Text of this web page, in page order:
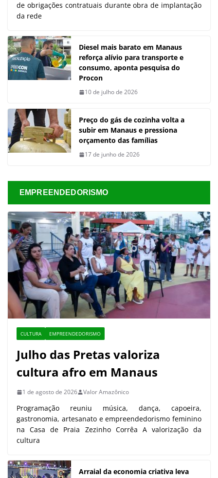
de obrigações contratuais durante obra de implantação
da rede
Diesel mais barato em Manaus
reforça alívio para transporte e
consumo, aponta pesquisa do
Procon
10 de julho de 2026
Preço do gás de cozinha volta a
subir em Manaus e pressiona
orçamento das famílias
17 de junho de 2026
EMPREENDEDORISMO
CULTURA EMPREENDEDORISMO
Julho das Pretas valoriza
cultura afro em Manaus
1 de agosto de 2026 Valor Amazônico
Programação reuniu música, dança, capoeira,
gastronomia, artesanato e empreendedorismo feminino
na Casa de Praia Zezinho Corrêa A valorização da
cultura
Arraial da economia criativa leva